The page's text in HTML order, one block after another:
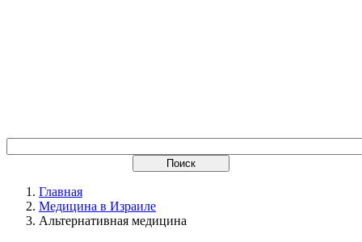
Главная
Медицина в Израиле
Альтернативная медицина